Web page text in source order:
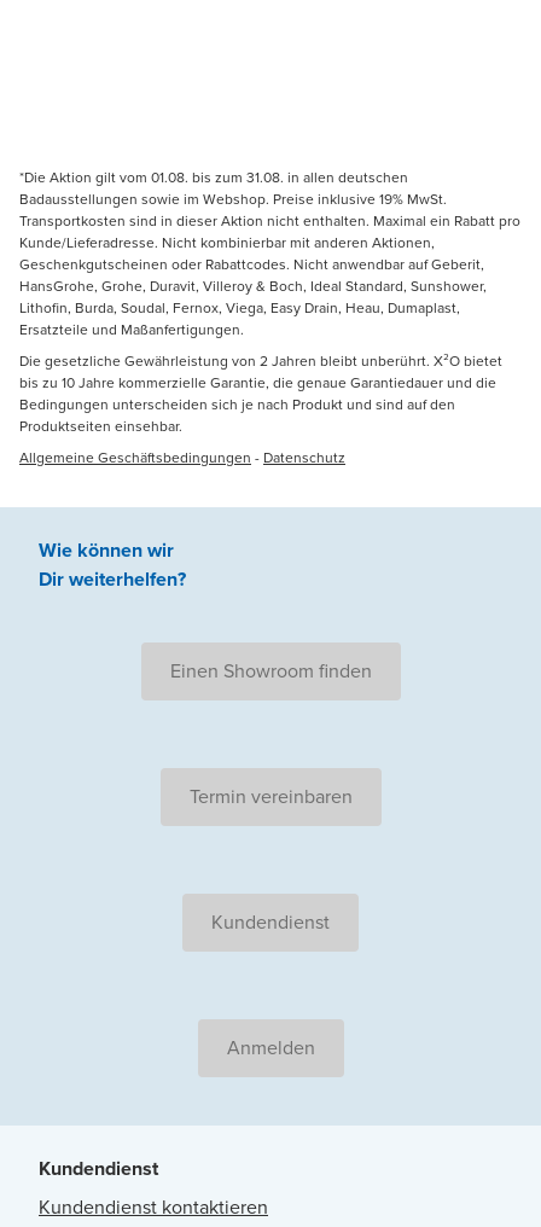
*Die Aktion gilt vom 01.08. bis zum 31.08. in allen deutschen
Badausstellungen sowie im Webshop. Preise inklusive 19% MwSt.
Transportkosten sind in dieser Aktion nicht enthalten. Maximal ein Rabatt pro
Kunde/Lieferadresse. Nicht kombinierbar mit anderen Aktionen,
Geschenkgutscheinen oder Rabattcodes. Nicht anwendbar auf Geberit,
HansGrohe, Grohe, Duravit, Villeroy & Boch, Ideal Standard, Sunshower,
Lithofin, Burda, Soudal, Fernox, Viega, Easy Drain, Heau, Dumaplast,
Ersatzteile und Maßanfertigungen.
Die gesetzliche Gewährleistung von 2 Jahren bleibt unberührt. X²O bietet
bis zu 10 Jahre kommerzielle Garantie, die genaue Garantiedauer und die
Bedingungen unterscheiden sich je nach Produkt und sind auf den
Produktseiten einsehbar.
Allgemeine Geschäftsbedingungen - Datenschutz
Wie können wir
Dir weiterhelfen?
Einen Showroom finden
Termin vereinbaren
Kundendienst
Anmelden
Kundendienst
Kundendienst kontaktieren